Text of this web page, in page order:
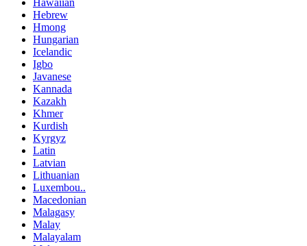
Hawaiian
Hebrew
Hmong
Hungarian
Icelandic
Igbo
Javanese
Kannada
Kazakh
Khmer
Kurdish
Kyrgyz
Latin
Latvian
Lithuanian
Luxembou..
Macedonian
Malagasy
Malay
Malayalam